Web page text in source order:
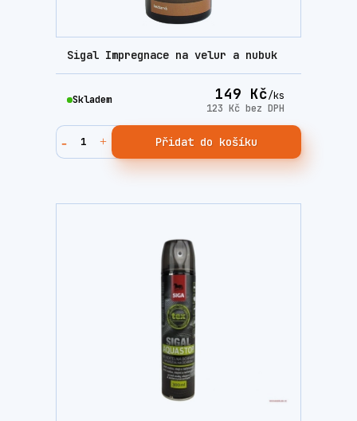
Sigal Impregnace na velur a nubuk
149 Kč/ks
123 Kč bez DPH
Skladem
Přidat do košíku